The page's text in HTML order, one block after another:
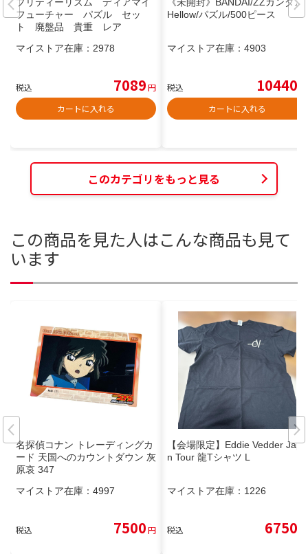
フューチャー パズル セッ
ト 廃盤品 貴重 レア
マイストア在庫： 2978
税込 7089円
カートに入れる
Hellow/パズル/500ピース
マイストア在庫： 4903
税込 10440
カートに入れる
このカテゴリをもっと見る
この商品を見た人はこんな商品も見て
います
名探偵コナン トレーディングカ
ード 天国へのカウントダウン 灰
原哀 347
マイストア在庫： 4997
税込 7500円
【会場限定】Eddie Vedder Japa
n Tour 龍Tシャツ L
マイストア在庫： 1226
税込 6750